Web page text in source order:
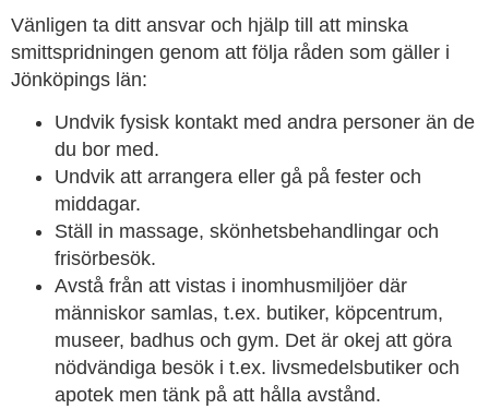
Vänligen ta ditt ansvar och hjälp till att minska
smittspridningen genom att följa råden som gäller i
Jönköpings län:
Undvik fysisk kontakt med andra personer än de
du bor med.
Undvik att arrangera eller gå på fester och
middagar.
Ställ in massage, skönhetsbehandlingar och
frisörbesök.
Avstå från att vistas i inomhusmiljöer där
människor samlas, t.ex. butiker, köpcentrum,
museer, badhus och gym. Det är okej att göra
nödvändiga besök i t.ex. livsmedelsbutiker och
apotek men tänk på att hålla avstånd.